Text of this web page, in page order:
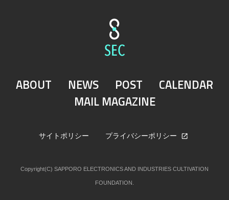
ABOUT NEWS POST
CALENDAR
MAIL MAGAZINE
サイトポリシー プライバシーポリシー
Copyright(C) SAPPORO ELECTRONICS AND INDUSTRIES CULTIVATION
FOUNDATION.